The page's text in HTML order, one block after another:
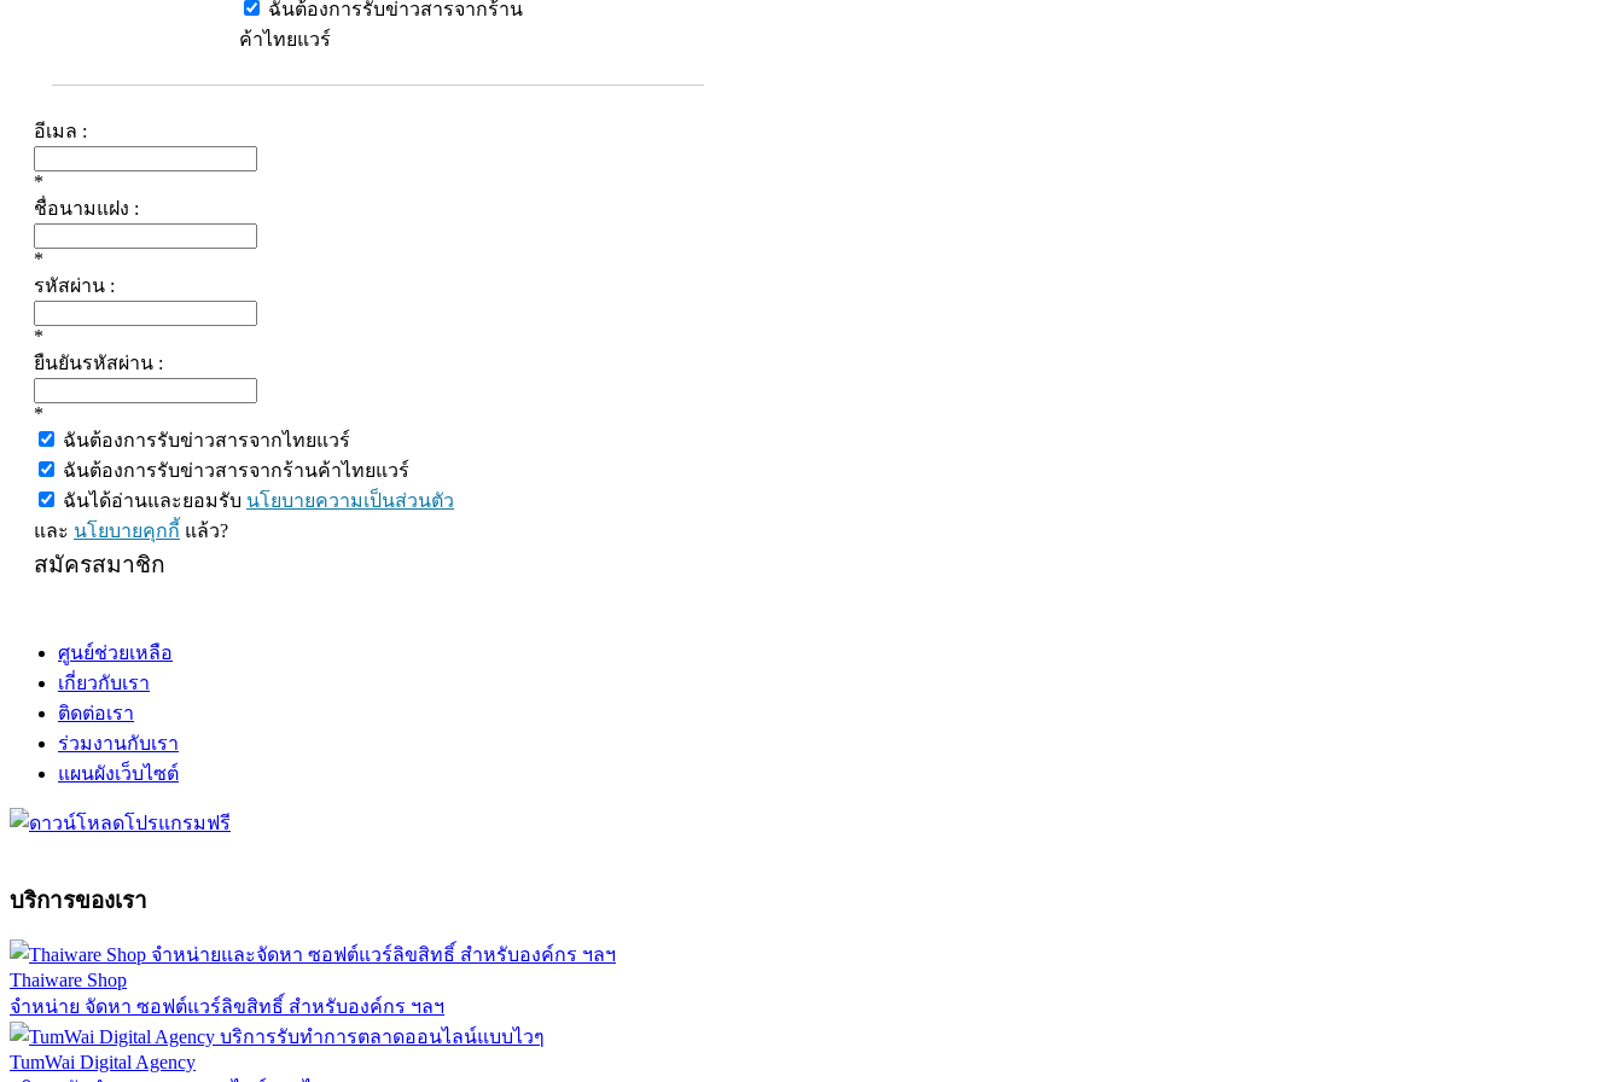
ฉันต้องการรับข่าวสารจากร้าน
ค้าไทยแวร์
อีเมล :
*
ชื่อนามแฝง :
*
รหัสผ่าน :
*
ยืนยันรหัสผ่าน :
*
ฉันต้องการรับข่าวสารจากไทยแวร์
ฉันต้องการรับข่าวสารจากร้านค้าไทยแวร์
ฉันได้อ่านและยอมรับ นโยบายความเป็นส่วนตัว
และ นโยบายคุกกี้ แล้ว?
สมัครสมาชิก
ศูนย์ช่วยเหลือ
เกี่ยวกับเรา
ติดต่อเรา
ร่วมงานกับเรา
แผนผังเว็บไซต์
บริการของเรา
Thaiware Shop
จำหน่าย จัดหา ซอฟต์แวร์ลิขสิทธิ์ สำหรับองค์กร ฯลฯ
TumWai Digital Agency